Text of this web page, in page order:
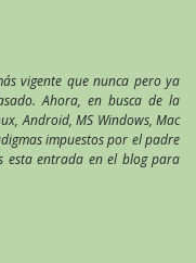
vigente que nunca pero ya
Ahora, en busca de la
Android, MS Windows, Mac
impuestos por el padre
esta entrada en el blog para